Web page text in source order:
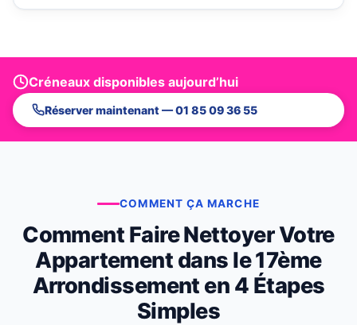
Créneaux disponibles aujourd’hui
Réserver maintenant — 01 85 09 36 55
COMMENT ÇA MARCHE
Comment Faire Nettoyer Votre
Appartement dans le 17ème
Arrondissement en 4 Étapes
Simples